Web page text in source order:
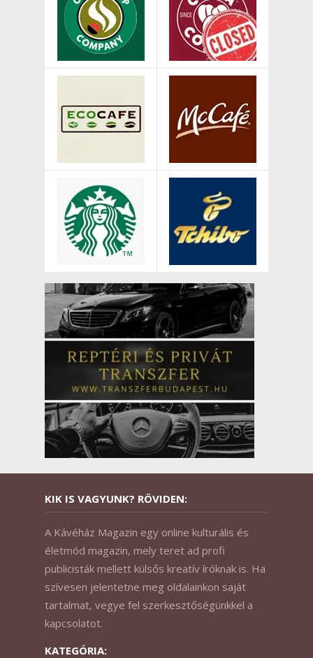
KIK IS VAGYUNK? RÖVIDEN:
A Kávéház Magazin egy online kulturális és
életmód magazin, mely teret ad profi
publicisták mellett külsős kreatív íróknak is. Ha
szívesen jelentetne meg oldalainkon saját
tartalmat, vegye fel szerkesztőségünkkel a
kapcsolatot.
KATEGÓRIA: